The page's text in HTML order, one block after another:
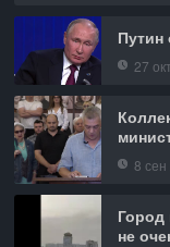
Путин
27
8
Город
не